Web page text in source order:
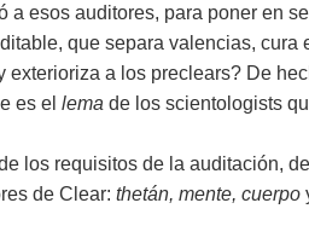
a esos auditores, para poner en
que separa valencias, cura
a los preclears? De
es el lema de los scientologists
los requisitos de la auditación,
de Clear: thetán, mente, cuerpo